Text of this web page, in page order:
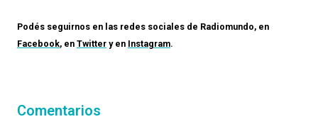
Podés seguirnos en las redes sociales de Radiomundo, en
Facebook, en Twitter y en Instagram.
Comentarios